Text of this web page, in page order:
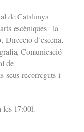
de Catalunya
escèniques i la
Direcció d’escena,
Comunicació
de
seus recorreguts i
les 17:00h